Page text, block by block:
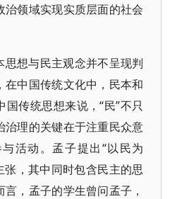
领域实现实质层面的社会
思想与民主观念并不呈现判
中国传统文化中，民本和
传统思想来说，“民”不只
治理的关键在于注重民众意
活动。孟子提出“以民为
张，其中同时包含民主的思
，孟子的学生曾问孟子，